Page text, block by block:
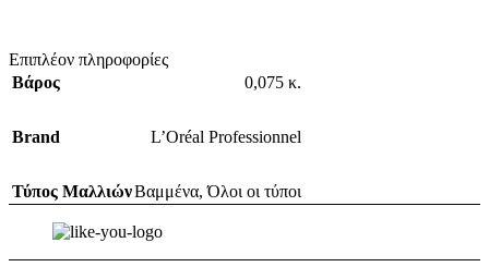
Επιπλέον πληροφορίες
Βάρος
0,075 κ.
Brand L’Oréal Professionnel
Τύπος ΜαλλιώνΒαμμένα,Όλοι οι τύποι